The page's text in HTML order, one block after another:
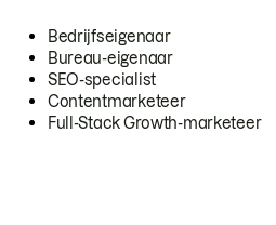
Bedrijfseigenaar
Bureau-eigenaar
SEO-specialist
Contentmarketeer
Full-Stack Growth-marketeer